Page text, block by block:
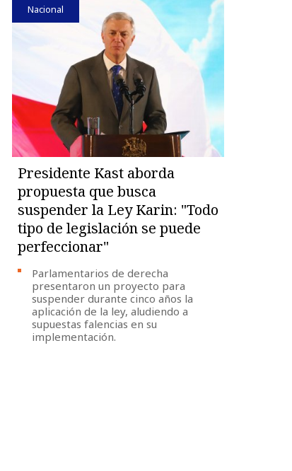
Nacional
Presidente Kast aborda
propuesta que busca
suspender la Ley Karin: "Todo
tipo de legislación se puede
perfeccionar"
Parlamentarios de derecha
presentaron un proyecto para
suspender durante cinco años la
aplicación de la ley, aludiendo a
supuestas falencias en su
implementación.